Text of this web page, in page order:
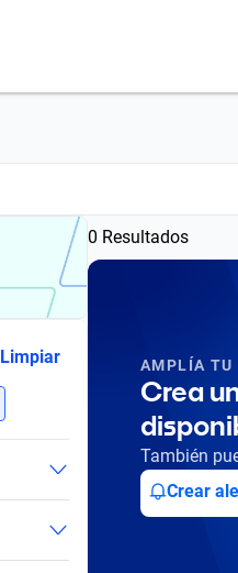
Limpiar
0 Resultados
AMPLÍA TU
Crea
También
Crear